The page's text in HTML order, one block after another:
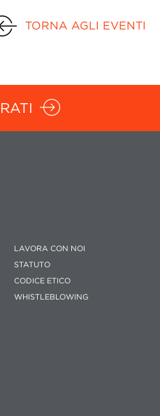
TORNA AGLI EVENTI
LAVORA CON NOI
STATUTO
CODICE ETICO
WHISTLEBLOWING